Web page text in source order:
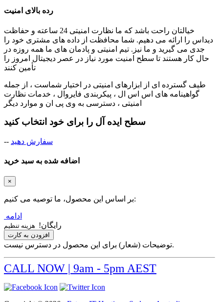
رده بالای امنیت
خیالتان راحت باشد که ما نظارت امنیتی 24 ساعته و حفاظت
دیداس را ارائه می دهیم. شما محافظت از داده های مشتری خود را
جدی می گیرید و ما نیز. تیم امنیتی و پادمان های ما همه روزه در
حال کار هستند تا سطح امنیت مورد نیاز در عصر دیجیتال امروز را
تأمین کنند
طیف گسترده ای از ابزارهای امنیتی در اختیار شماست ، از جمله
گواهینامه های اس اس ال ، پیکربندی فایروال ، خدمات نظارت
امنیتی ، دسترسی به وی پی ان و موارد دیگر
سطح ایده آل را برای خود انتخاب کنید
-- سفارش دهید
اضافه شده به سبد خرید
×
بر اساس این محصول، ما توصیه می کنیم:
ادامه
رایگان! هزینه تنظیم
افزودن به کارت
توضیحات (شعار) برای این محصول در دسترس نیست.
CALL NOW | 9am - 5pm AEST